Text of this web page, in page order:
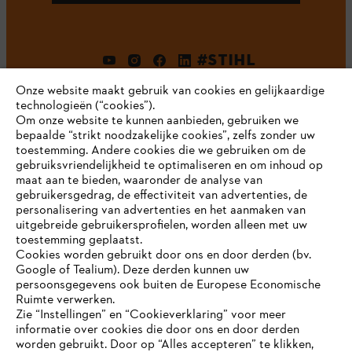
#STIHL
Bedrijf
STIHL FAQ
Contact
JE BROWSER WORDT NIET
Onze website maakt gebruik van cookies en gelijkaardige
technologieën (“cookies”).
Om onze website te kunnen aanbieden, gebruiken we
bepaalde “strikt noodzakelijke cookies”, zelfs zonder uw
toestemming. Andere cookies die we gebruiken om de
gebruiksvriendelijkheid te optimaliseren en om inhoud op
maat aan te bieden, waaronder de analyse van
gebruikersgedrag, de effectiviteit van advertenties, de
personalisering van advertenties en het aanmaken van
uitgebreide gebruikersprofielen, worden alleen met uw
toestemming geplaatst.
Cookies worden gebruikt door ons en door derden (bv.
Google of Tealium). Deze derden kunnen uw
persoonsgegevens ook buiten de Europese Economische
Ruimte verwerken.
Zie “Instellingen” en “Cookieverklaring” voor meer
informatie over cookies die door ons en door derden
worden gebruikt. Door op “Alles accepteren” te klikken,